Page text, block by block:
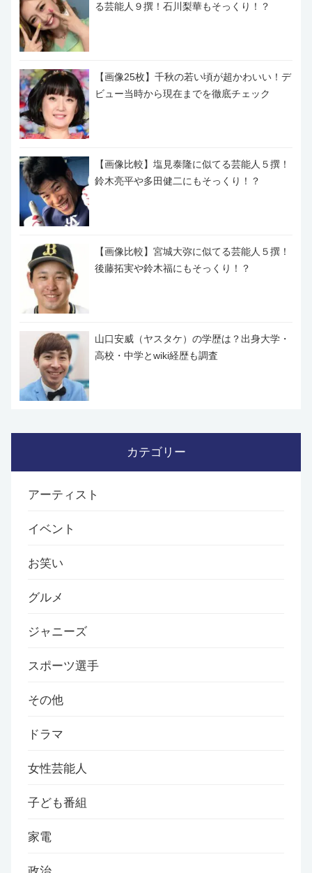
る芸能人９撰！石川梨華もそっくり！？
【画像25枚】千秋の若い頃が超かわいい！デ
ビュー当時から現在までを徹底チェック
【画像比較】塩見泰隆に似てる芸能人５撰！
鈴木亮平や多田健二にもそっくり！？
【画像比較】宮城大弥に似てる芸能人５撰！
後藤拓実や鈴木福にもそっくり！？
山口安威（ヤスタケ）の学歴は？出身大学・
高校・中学とwiki経歴も調査
カテゴリー
アーティスト
イベント
お笑い
グルメ
ジャニーズ
スポーツ選手
その他
ドラマ
女性芸能人
子ども番組
家電